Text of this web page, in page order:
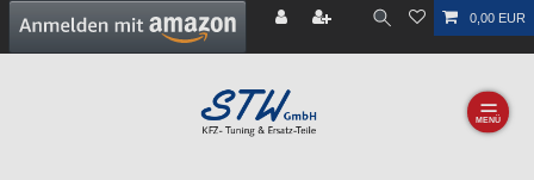
0,00 EUR
☰